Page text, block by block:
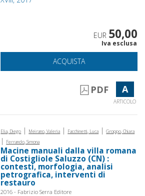
EUR 50,00
Iva esclusa
ACQUISTA
PDF A
ARTICOLO
Elia, Diego | Meirano, Valeria | Facchinetti, Luca | Groppo, Chiara
| Ferrando, Simona
Macine manuali dalla villa romana
di Costigliole Saluzzo (CN) :
contesti, morfologia, analisi
petrografica, interventi di
restauro
2016 - Fabrizio Serra Editore